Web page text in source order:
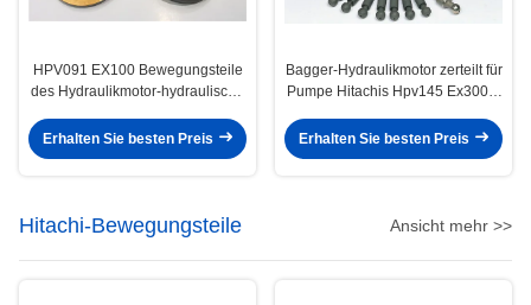
HPV091 EX100 Bewegungsteile
des Hydraulikmotor-hydraulische
Erhalten Sie besten Preis
Bagger-Hydraulikmotor zerteilt für
Pumpe Hitachis Hpv145 Ex300-1
Erhalten Sie besten Preis
Hitachi-Bewegungsteile Ansicht mehr >>